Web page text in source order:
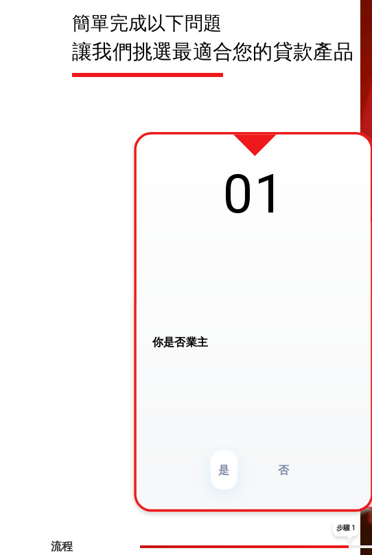
簡單完成以下問題
讓我們挑選最適合您的貸款產品
01
你是否業主
是 否
流程
步驟 1